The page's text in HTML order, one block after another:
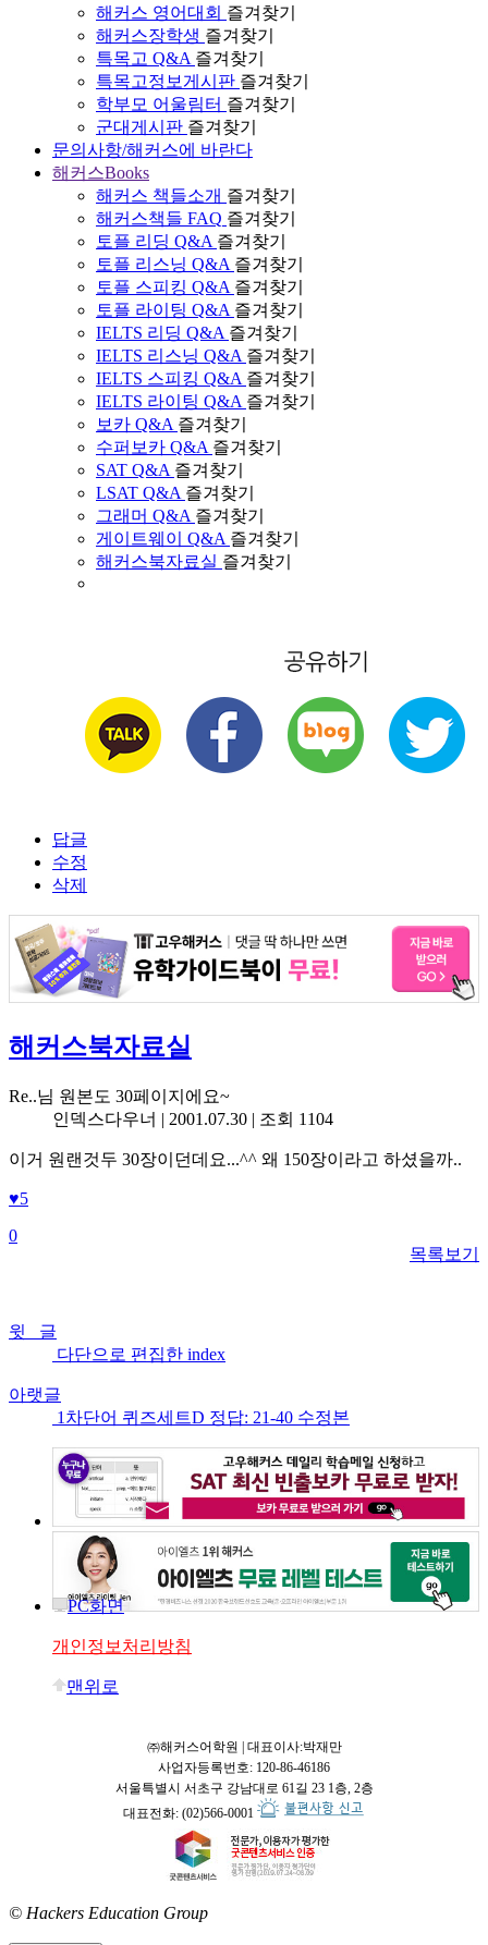
해커스 영어대회 즐겨찾기
해커스장학생 즐겨찾기
특목고 Q&A 즐겨찾기
특목고정보게시판 즐겨찾기
학부모 어울림터 즐겨찾기
군대게시판 즐겨찾기
문의사항/해커스에 바란다
해커스Books
해커스 책들소개 즐겨찾기
해커스책들 FAQ 즐겨찾기
토플 리딩 Q&A 즐겨찾기
토플 리스닝 Q&A 즐겨찾기
토플 스피킹 Q&A 즐겨찾기
토플 라이팅 Q&A 즐겨찾기
IELTS 리딩 Q&A 즐겨찾기
IELTS 리스닝 Q&A 즐겨찾기
IELTS 스피킹 Q&A 즐겨찾기
IELTS 라이팅 Q&A 즐겨찾기
보카 Q&A 즐겨찾기
수퍼보카 Q&A 즐겨찾기
SAT Q&A 즐겨찾기
LSAT Q&A 즐겨찾기
그래머 Q&A 즐겨찾기
게이트웨이 Q&A 즐겨찾기
해커스북자료실 즐겨찾기
답글
수정
삭제
해커스북자료실
Re..님 원본도 30페이지에요~
인덱스다우너 | 2001.07.30 | 조회 1104
이거 원랜것두 30장이던데요...^^ 왜 150장이라고 하셨을까..
♥5
목록보기
0
윗 글
다단으로 편집한 index
아랫글
1차단어 퀴즈세트D 정답: 21-40 수정본
PC화면
개인정보처리방침
맨위로
㈜해커스어학원 | 대표이사:박재만
사업자등록번호: 120-86-46186
서울특별시 서초구 강남대로 61길 23 1층, 2층
대표전화: (02)566-0001
© Hackers Education Group